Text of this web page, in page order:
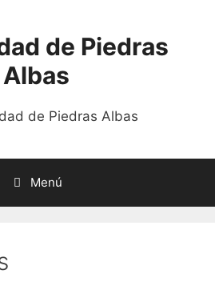
de Piedras
Albas
Menú